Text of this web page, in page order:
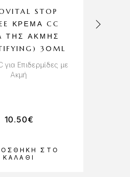
ΣΤΟ
ΚΑΛΆΘΙ
STOP
ΚΡΈΜΑ CC
ΤΗΣ ΑΚΜΉΣ
30ML
για Επιδερμίδες με
Ακμή
10.50€